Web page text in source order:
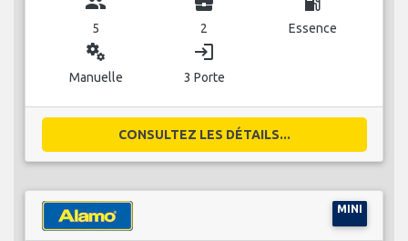
5 2 Essence
miscellaneous_services
Manuelle
login
3 Porte
CONSULTEZ LES DÉTAILS...
MINI